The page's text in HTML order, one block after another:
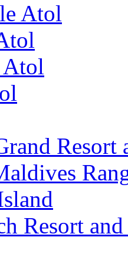
Atol
Atol
Resort
Resort